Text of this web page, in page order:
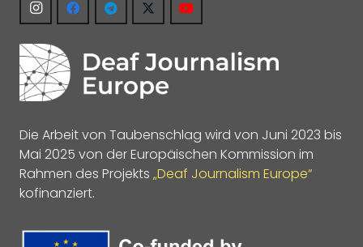
Die Arbeit von Taubenschlag wird von Juni 2023 bis
Mai 2025 von der Europäischen Kommission im
Rahmen des Projekts „Deaf Journalism Europe“
kofinanziert.